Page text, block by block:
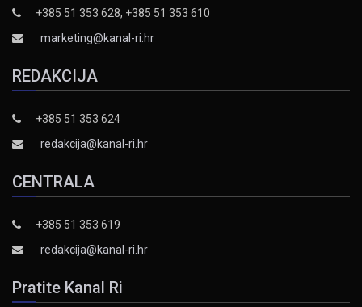
+385 51 353 628, +385 51 353 610
marketing@kanal-ri.hr
REDAKCIJA
+385 51 353 624
redakcija@kanal-ri.hr
CENTRALA
+385 51 353 619
redakcija@kanal-ri.hr
Pratite Kanal Ri